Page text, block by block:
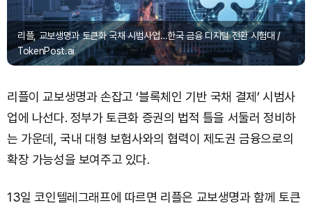
리플, 교보생명과 토큰화 국채 시범사업…한국 금융 디지털 전환 시험대 /
TokenPost.ai
리플이 교보생명과 손잡고 ‘블록체인 기반 국채 결제’ 시범사
업에 나선다. 정부가 토큰화 증권의 법적 틀을 서둘러 정비하
는 가운데, 국내 대형 보험사와의 협력이 제도권 금융으로의
확장 가능성을 보여주고 있다.
13일 코인텔레그래프에 따르면 리플은 교보생명과 함께 토큰